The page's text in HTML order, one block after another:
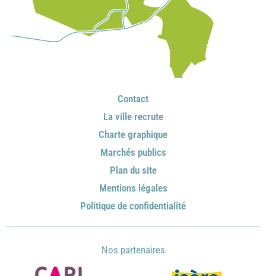
Contact
La ville recrute
Charte graphique
Marchés publics
Plan du site
Mentions légales
Politique de confidentialité
Nos partenaires